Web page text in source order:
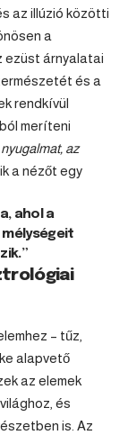
az illúzió közötti
a
ezüst árnyalatai
és a
rendkívül
meríteni
nyugalmat, az
a nézőt egy
ahol a
– tűz,
alapvető
az elemek
és
is. Az